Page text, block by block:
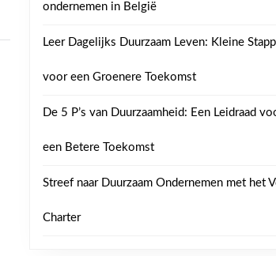
ondernemen in België
Leer Dagelijks Duurzaam Leven: Kleine
voor een Groenere Toekomst
De 5 P’s van Duurzaamheid: Een Leidraad
een Betere Toekomst
Streef naar Duurzaam Ondernemen met het
Charter